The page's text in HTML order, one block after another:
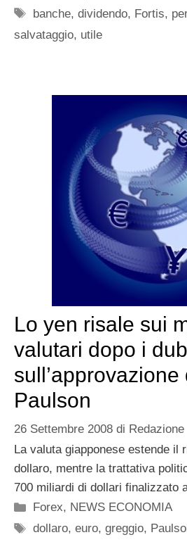
Tag
banche,dividendo, Fortis,
salvataggio, utile
Lo yen risale sui
valutari dopo i
Paulson
26 Settembre 2008 di Redazione
La valuta giapponese estende il
dollaro, mentre la trattativa
700 miliardi di dollari finalizzato
Categorie
Forex, NEWS ECONOMIA
Tag
dollaro,euro,greggio,